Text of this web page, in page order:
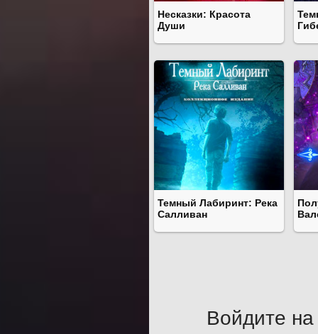
Несказки: Красота
Души
Темный Лабиринт: Река
Салливан
Войдите на